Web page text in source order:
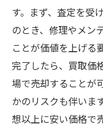
す。まず、査定を受
のとき、修理やメン
ことが価値を上げる
完了したら、買取価
場で売却することが
かのリスクも伴いま
想以上に安い価格で